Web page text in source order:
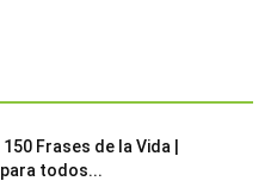
Frases de la Vida |
todos...